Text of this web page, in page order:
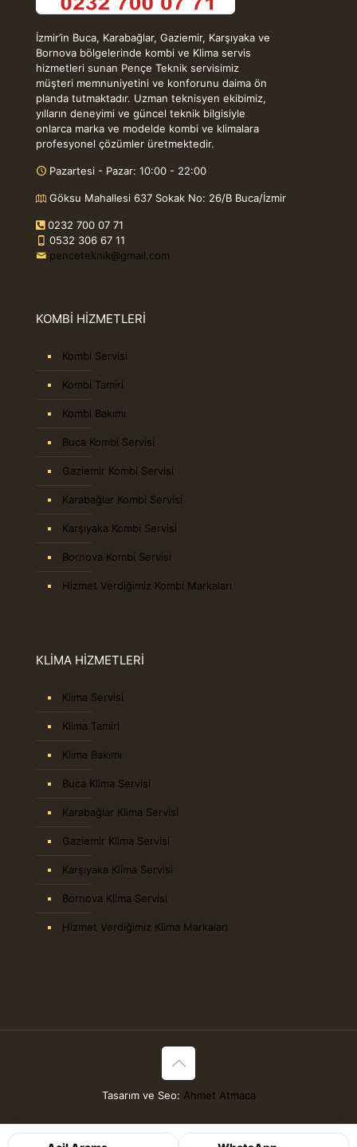
İzmir’in Buca, Karabağlar, Gaziemir, Karşıyaka ve
Bornova bölgelerinde kombi ve Klima servis
hizmetleri sunan Pençe Teknik servisimiz
müşteri memnuniyetini ve konforunu daima ön
planda tutmaktadır. Uzman teknisyen ekibimiz,
yılların deneyimi ve güncel teknik bilgisiyle
onlarca marka ve modelde kombi ve klimalara
profesyonel çözümler üretmektedir.
Pazartesi - Pazar: 10:00 - 22:00
Göksu Mahallesi 637 Sokak No: 26/B Buca/İzmir
0232 700 07 71
0532 306 67 11
penceteknik@gmail.com
KOMBİ HİZMETLERİ
Kombi Servisi
Kombi Tamiri
Kombi Bakımı
Buca Kombi Servisi
Gaziemir Kombi Servisi
Karabağlar Kombi Servisi
Karşıyaka Kombi Servisi
Bornova Kombi Servisi
Hizmet Verdiğimiz Kombi Markaları
KLİMA HİZMETLERİ
Klima Servisi
Klima Tamiri
Klima Bakımı
Buca Klima Servisi
Karabağlar Klima Servisi
Gaziemir Klima Servisi
Karşıyaka Klima Servisi
Bornova Klima Servisi
Hizmet Verdiğimiz Klima Markaları
Tasarım ve Seo: Ahmet Atmaca